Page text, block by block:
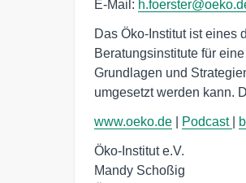
E-Mail:
Das Öko-Institut ist eines
Beratungsinstitute für
Grundlagen und
umgesetzt werden kann.
www.oeko.de Podcast
Öko-Institut e.V.
Mandy Schoßig